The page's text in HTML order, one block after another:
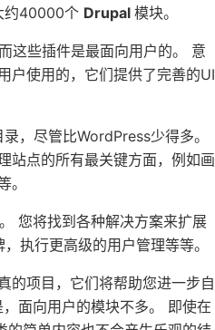
约40000个 Drupal 模块。
这些插件是最面向用户的。 意
户使用的，它们提供了完善的UI
，尽管比WordPress少得多。
站点的所有最关键方面，例如画
。
您将找到各种解决方案来扩展
执行更高级的用户管理等等。
的项目，它们将帮助您进一步自
面向用户的模块不多。 即使在